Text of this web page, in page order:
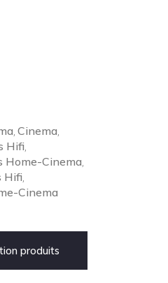
Cinema
Hifi
Home-Cinema
Hifi
Cinema
produits